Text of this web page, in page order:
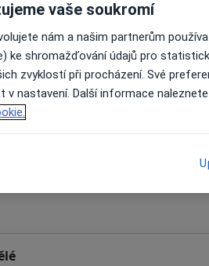
Názory pacientů (1)
nejsou k dispozici
informace o svých službách.
vaše soukromí
nám a našim partnerům
ke shromažďování údajů pro
zvyklostí při procházení. Své
v nastavení. Další informace